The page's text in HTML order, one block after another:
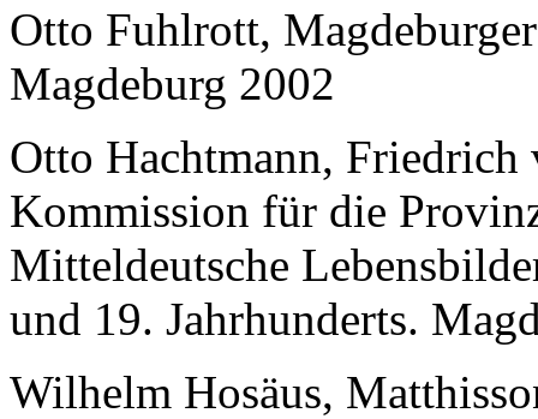
Otto Fuhlrott,
Magdeburg 2002
Otto Hachtmann,
Kommission für die
Mitteldeutsche
und 19. Jahrhunderts.
Wilhelm Hosäus,